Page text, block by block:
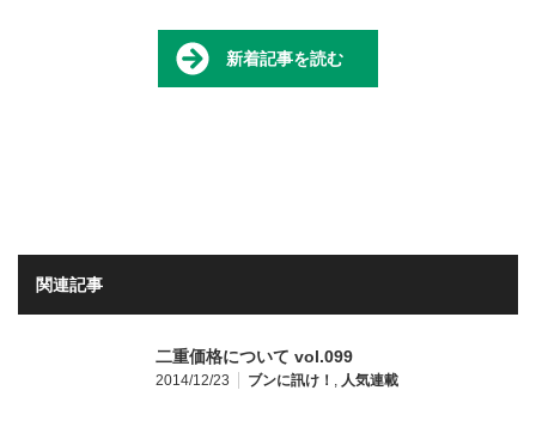
新着記事を読む
関連記事
二重価格について vol.099
2014/12/23 ブンに訊け！ , 人気連載